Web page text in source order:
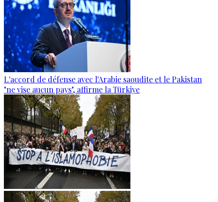
L'accord de défense avec l'Arabie saoudite et le Pakistan
"ne vise aucun pays", affirme la Türkiye